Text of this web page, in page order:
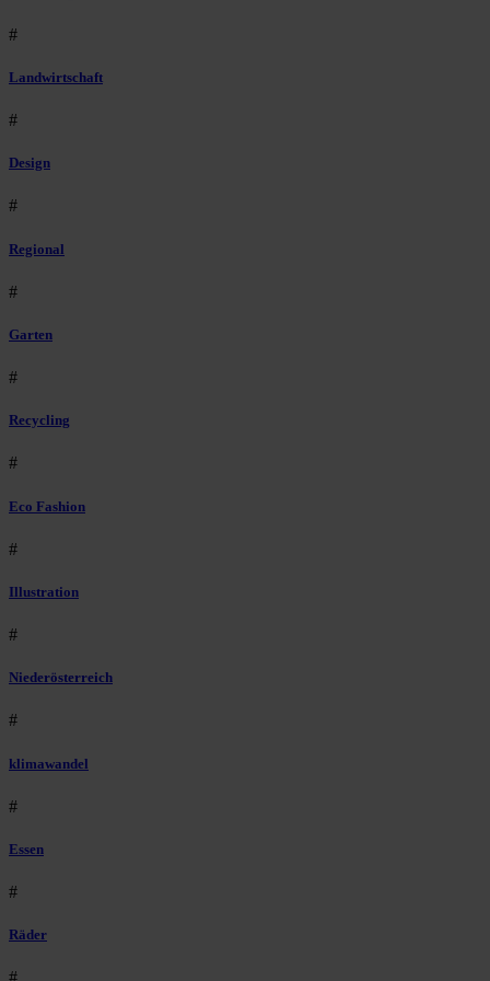
#
Landwirtschaft
#
Design
#
Regional
#
Garten
#
Recycling
#
Eco Fashion
#
Illustration
#
Niederösterreich
#
klimawandel
#
Essen
#
Räder